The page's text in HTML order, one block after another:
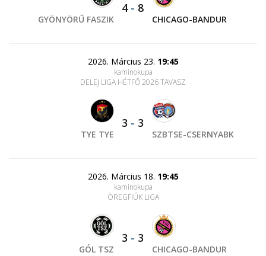
GYÖNYÖRŰ FASZIK
4- 8
CHICAGO-BANDUR
2026. Március 23. 19:45
kaminokupa
DELEJ LIGA HÉTFŐ 2026 TAVASZ
TYE TYE
3 - 3
SZBTSE-CSERNYABK
2026. Március 18. 19:45
kaminokupa
ÖREGFIÚK LIGA
GÓL TSZ
3 - 3
CHICAGO-BANDUR